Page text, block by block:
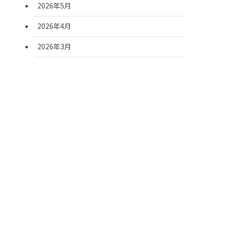
2026年5月
2026年4月
2026年3月